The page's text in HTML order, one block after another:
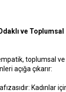
ve Toplumsal
toplumsal ve
açığa çıkarır:
Kadınlar